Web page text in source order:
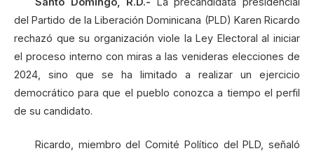
del Partido de la Liberación Dominicana (PLD) Karen Ricardo
rechazó que su organización viole la Ley Electoral al iniciar
el proceso interno con miras a las venideras elecciones de
2024, sino que se ha limitado a realizar un ejercicio
democrático para que el pueblo conozca a tiempo el perfil
de su candidato.
Ricardo, miembro del Comité Político del PLD, señaló